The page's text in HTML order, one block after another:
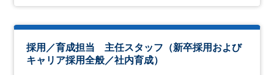
採用／育成担当 主任スタッフ（新卒採用および
キャリア採用全般／社内育成）